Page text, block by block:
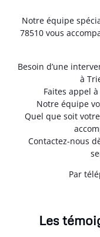
Notre équipe
78510 vous
Besoin d’une
à
Faites appel
Notre équipe
Quel que soit
Contactez-nous
Par
Les